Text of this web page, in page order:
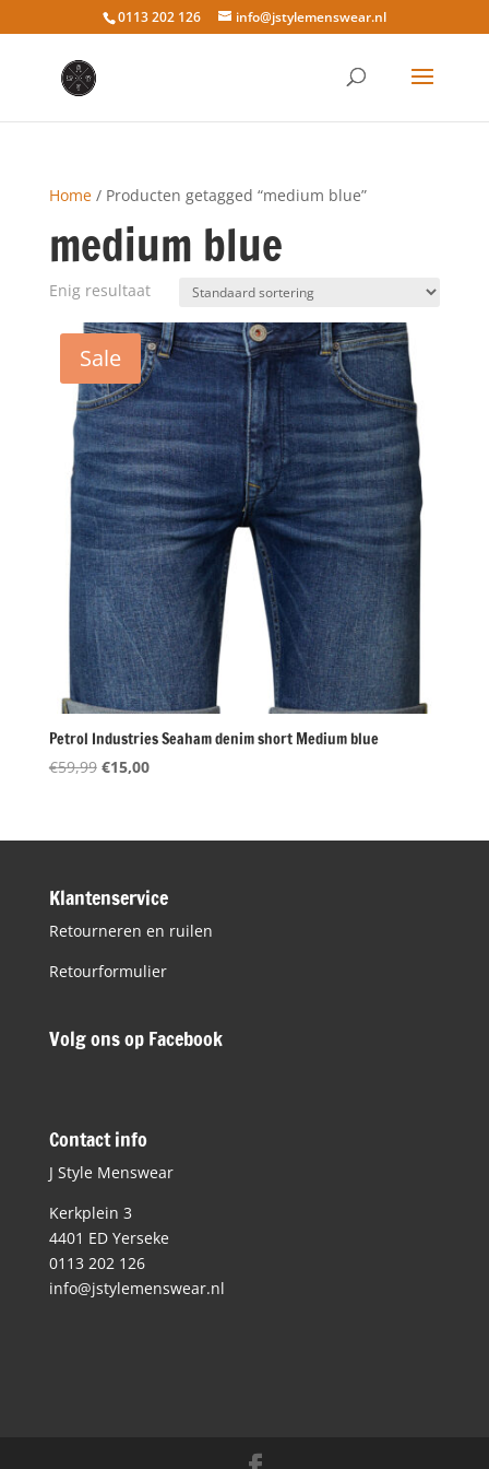
0113 202 126 info@jstylemenswear.nl
Home/ Producten getagged “medium blue”
medium blue
Enig resultaat
Sale
Petrol Industries Seaham denim short Medium blue
€59,99 Oorspronkelijke
€59,99.
€15,00Huidige
€15,00.
Klantenservice
Retourneren en ruilen
Retourformulier
Volg ons op Facebook
Contact info
J Style Menswear
Kerkplein 3
4401 ED Yerseke
0113 202 126
info@jstylemenswear.nl